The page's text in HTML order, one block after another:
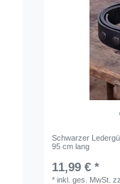
Schwarzer
95 cm lang
11,99 € *
*inkl. ges. MwSt.